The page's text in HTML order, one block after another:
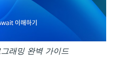
래밍 완벽 가이드